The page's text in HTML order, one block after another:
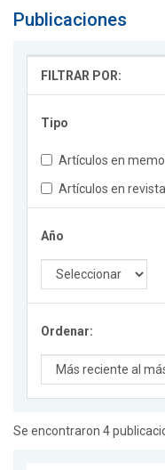
Publicaciones
FILTRAR POR:
Tipo
Artículos en
Artículos en
Año
Ordenar:
Se encontraron 4